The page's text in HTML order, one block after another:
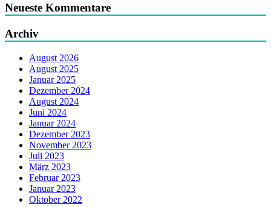
Neueste Kommentare
Archiv
August 2026
August 2025
Januar 2025
Dezember 2024
August 2024
Juni 2024
Januar 2024
Dezember 2023
November 2023
Juli 2023
März 2023
Februar 2023
Januar 2023
Oktober 2022